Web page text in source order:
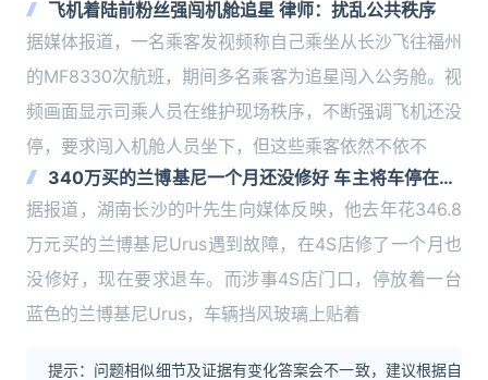
飞机着陆前粉丝强闯机舱追星 律师：扰乱公共秩序
据媒体报道，一名乘客发视频称自己乘坐从长沙飞往福州
的MF8330次航班，期间多名乘客为追星闯入公务舱。视
频画面显示司乘人员在维护现场秩序，不断强调飞机还没
停，要求闯入机舱人员坐下，但这些乘客依然不依不
340万买的兰博基尼一个月还没修好 车主将车停在4S
店门口要退车
据报道，湖南长沙的叶先生向媒体反映，他去年花346.8
万元买的兰博基尼Urus遇到故障，在4S店修了一个月也
没修好，现在要求退车。而涉事4S店门口，停放着一台
蓝色的兰博基尼Urus，车辆挡风玻璃上贴着
提示：问题相似细节及证据有变化答案会不一致，建议根据自